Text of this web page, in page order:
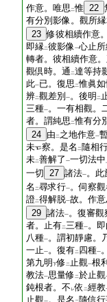
作意。唯思 二惟 22
有分別影像。觀所
23 修彼相續作意
即縁二彼影像一心止
轉者。彼相續作意
觀倶時。通 二達等持
此一已。復思 二惟眞
辨二觀差別 一。後明 二
三種一。一有相觀。
者。謂純思 二惟有分
24 由 二 之地作意一
未
察。是名 二 隨相
未二善解了 一一切法中
一切 27 諸法一。此
名 二尋求行一。伺察
證二得解脱一故。作
29 諸法一。復審觀
者。止有二三種一。
八種一。謂初靜慮。
一止一。復有二 四種一
第九明 下修 二止觀一根
教法一思量修 二於止觀
鈍根者。不 レ依 二經教
止觀 。是名 隨信